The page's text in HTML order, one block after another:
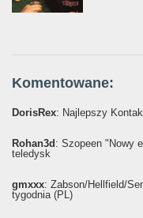
Komentowane:
DorisRex: Najlepszy
Rohan3d : Szopeen "Nowy
teledysk
gmxxx: Żabson/Hellfield/
tygodnia (PL)